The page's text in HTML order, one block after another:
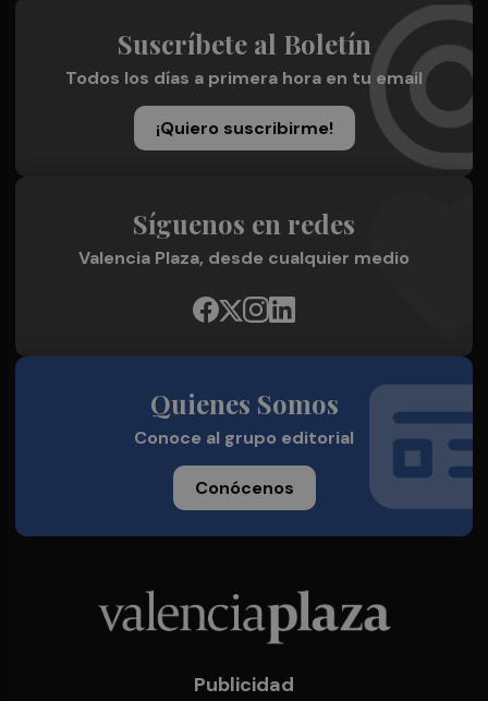
Suscríbete al Boletín
Todos los días a primera hora en tu email
¡Quiero suscribirme!
Síguenos en redes
Valencia Plaza, desde cualquier medio
Quienes Somos
Conoce al grupo editorial
Conócenos
Publicidad